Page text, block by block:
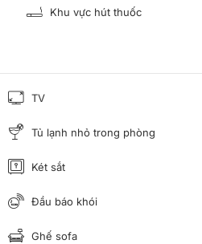
Khu vực hút thuốc
TV
Tủ lạnh nhỏ trong phòng
Két sắt
Đầu báo khói
Ghế sofa